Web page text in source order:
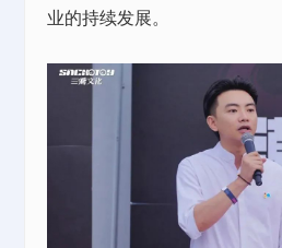
业的持续发展。